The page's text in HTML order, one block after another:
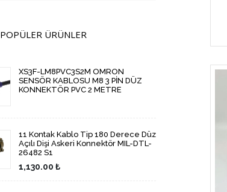
POPÜLER ÜRÜNLER
XS3F-LM8PVC3S2M OMRON
SENSÖR KABLOSU M8 3 PİN DÜZ
KONNEKTÖR PVC 2 METRE
11 Kontak Kablo Tip 180 Derece Düz
Açılı Dişi Askeri Konnektör MIL-DTL-
26482 S1
1,130.00 ₺